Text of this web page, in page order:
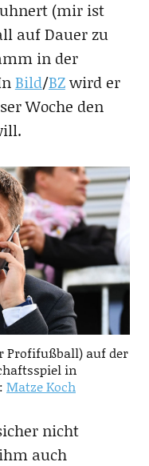
(mir ist
auf Dauer zu
in der
Bild/BZwird er
Woche den
Profifußball) auf der
in
Matze Koch
nicht
auch